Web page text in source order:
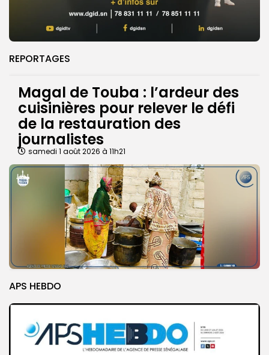
REPORTAGES
Magal de Touba : l’ardeur des
cuisinières pour relever le défi
de la restauration des
journalistes
samedi 1 août 2026 à 11h21
APS HEBDO